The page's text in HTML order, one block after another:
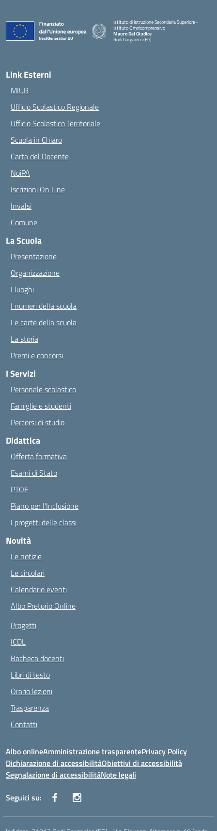
Istituto di Istruzione Secondaria Superiore -
Istituto Omnicomprensivo
Mauro Del Giudice
Rodi Garganico (FG)
— Visita la pagina iniziale della scuola
Link Esterni
MIUR
Ufficio Scolastico Regionale
Ufficio Scolastico Territoriale
Scuola in Chiaro
Carta del Docente
NoiPA
Iscrizioni On Line
Invalsi
Comune
La Scuola
Presentazione
Organizzazione
I luoghi
I numeri della scuola
Le carte della scuola
La storia
Premi e concorsi
I Servizi
Personale scolastico
Famiglie e studenti
Percorsi di studio
Didattica
Offerta formativa
Esami di Stato
PTOF
Piano per l’Inclusione
I progetti delle classi
Novità
Le notizie
Le circolari
Calendario eventi
Albo Pretorio Online
Progetti
ICDL
Bacheca docenti
Libri di testo
Orario lezioni
Trasparenza
Contatti
Albo onlineAmministrazione trasparentePrivacy Policy
Dichiarazione di accessibilitàObiettivi di accessibilità
Segnalazione di accessibilitàNote legali
Seguici su: